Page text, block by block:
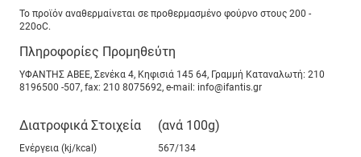
Το προϊόν αναθερμαίνεται σε προθερμασμένο φούρνο στους 200 -
220οC.
Πληροφορίες Προμηθεύτη
ΥΦΑΝΤΗΣ ΑΒΕΕ, Σενέκα 4, Κηφισιά 145 64, Γραμμή Καταναλωτή: 210
8196500 -507, fax: 210 8075692, e-mail: info@ifantis.gr
Διατροφικά Στοιχεία (ανά 100g)
Ενέργεια (kj/kcal) 567/134